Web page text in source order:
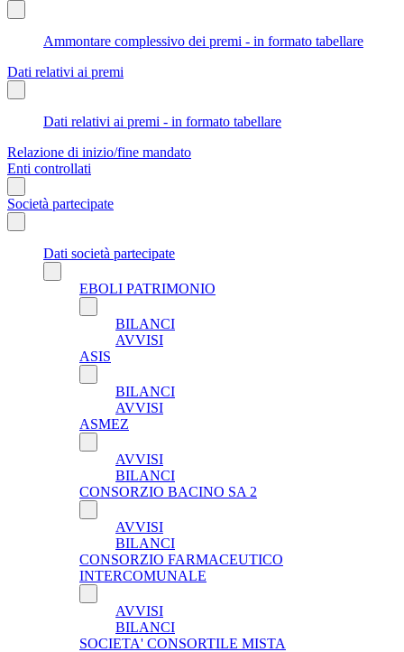
Ammontare complessivo dei premi - in formato tabellare
Dati relativi ai premi
Dati relativi ai premi - in formato tabellare
Relazione di inizio/fine mandato
Enti controllati
Società partecipate
Dati società partecipate
EBOLI PATRIMONIO
BILANCI
AVVISI
ASIS
BILANCI
AVVISI
ASMEZ
AVVISI
BILANCI
CONSORZIO BACINO SA 2
AVVISI
BILANCI
CONSORZIO FARMACEUTICO
INTERCOMUNALE
AVVISI
BILANCI
SOCIETA' CONSORTILE MISTA